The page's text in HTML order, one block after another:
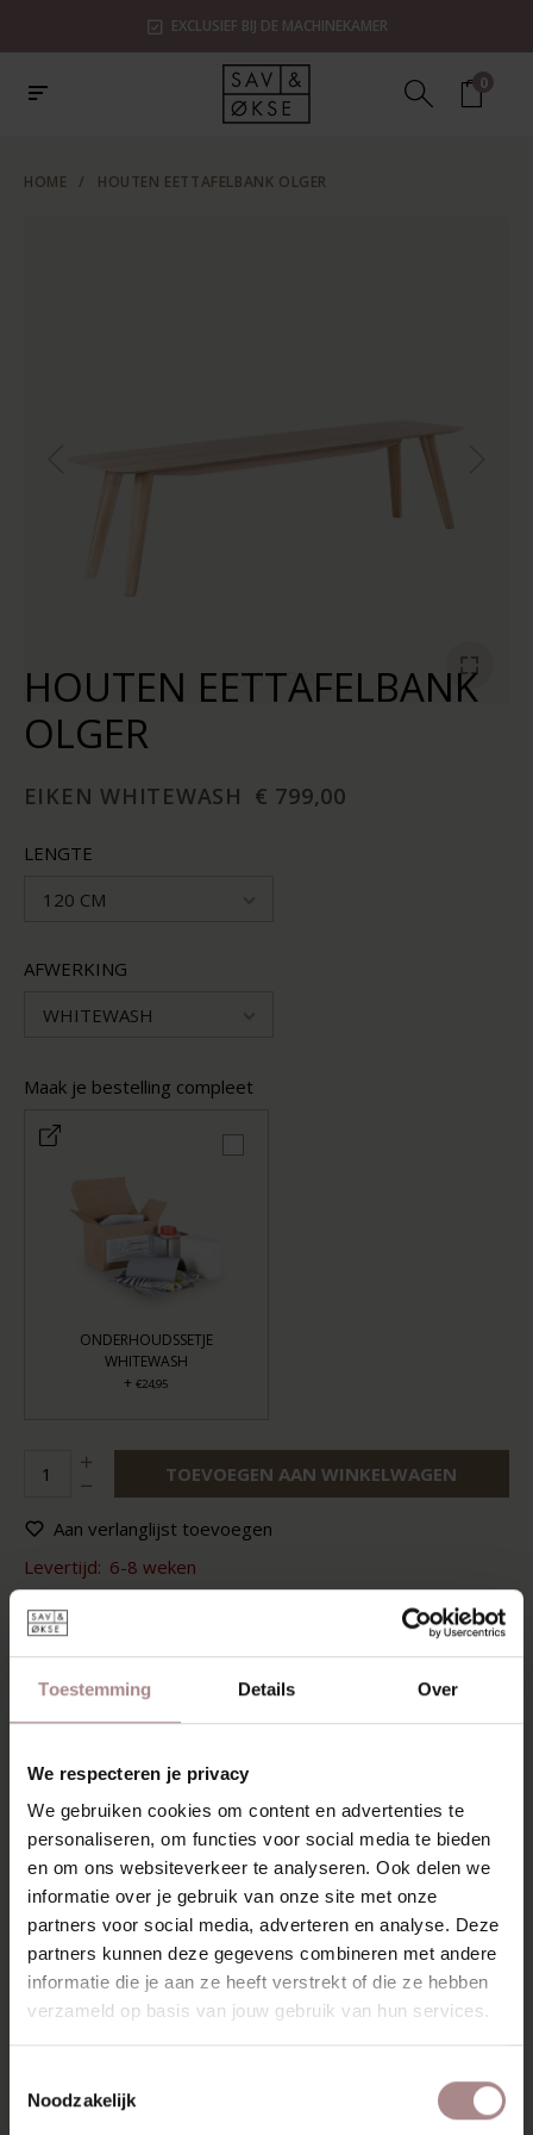
Toestemming Details Over
We respecteren je privacy
We gebruiken cookies om content en advertenties te
personaliseren, om functies voor social media te bieden
en om ons websiteverkeer te analyseren. Ook delen we
informatie over je gebruik van onze site met onze
partners voor social media, adverteren en analyse. Deze
partners kunnen deze gegevens combineren met andere
informatie die je aan ze heeft verstrekt of die ze hebben
verzameld op basis van jouw gebruik van hun services.
Noodzakelijk
EXCLUSIEF BIJ DE MACHINEKAMER
0
HOME / HOUTEN EETTAFELBANK OLGER
HOUTEN EETTAFELBANK
OLGER
EIKEN WHITEWASH € 799,00
LENGTE
120 CM
AFWERKING
WHITEWASH
Maak je bestelling compleet
ONDERHOUDSSETJE
WHITEWASH
+ €24,95
TOEVOEGEN AAN WINKELWAGEN
Aan verlanglijst toevoegen
Levertijd: 6-8 weken
OMSCHRIJVING
De Olger eettafelbank is gemaakt van massief hout en
heeft een ranke vorm en ronde hoeken. De eettafelbank
poten die doorlopen tot in het blad. De poten steken als
het ware door het blad heen en zijn net als het blad mooi
vlak afgewerkt. Bijzonder om te zien en prachtig
uitgevoerd.
De Olger eettafelbank heeft een rank voorkomen, maar
staat met zijn poten stevig op de grond. Ook aan de
stevigheid van het zitvlak is gedacht. In het midden is
steunbalk geplaatst die uit het zicht is zodat de bank zijn
open karakter behoud. De bank is glad afgewerkt en heeft
verjongde randen.
VERPAKKING & MONTAGE